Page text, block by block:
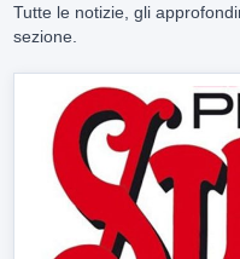
Tutte le notizie, gli
sezione.